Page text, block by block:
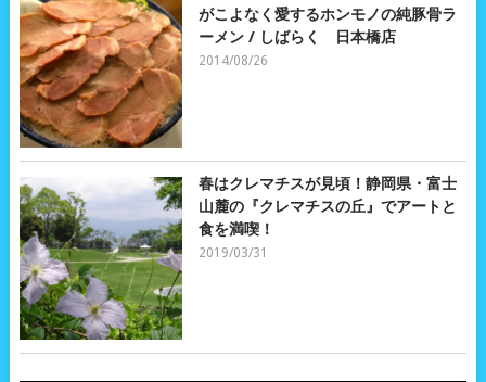
がこよなく愛するホンモノの純豚骨ラ
ーメン / しばらく 日本橋店
2014/08/26
春はクレマチスが見頃！静岡県・富士
山麓の『クレマチスの丘』でアートと
食を満喫！
2019/03/31